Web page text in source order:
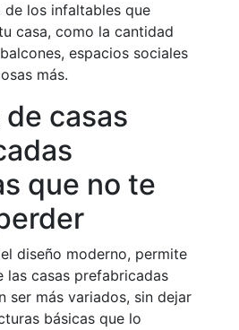
de los infaltables que
casa, como la cantidad
espacios sociales
más.
casas
que no te
diseño moderno, permite
las casas prefabricadas
ser más variados, sin dejar
básicas que lo